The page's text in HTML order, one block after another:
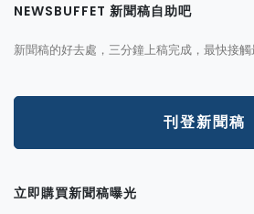
NEWSBUFFET 新聞稿自助吧
新聞稿的好去處，三分鐘上稿完成，最快接觸
刊登新聞稿
立即購買新聞稿曝光